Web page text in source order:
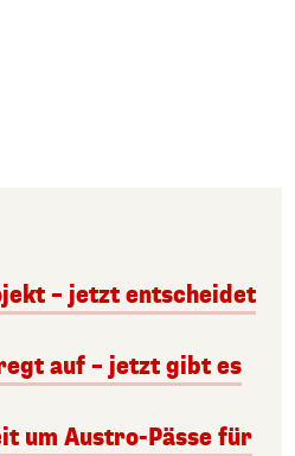
– jetzt entscheidet
auf – jetzt gibt es
um Austro-Pässe für